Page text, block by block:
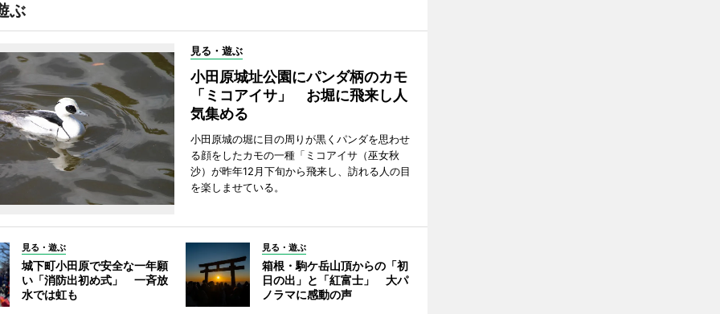
ぶ
見る・遊ぶ
小田原城址公園にパンダ柄のカモ
「ミコアイサ」 お堀に飛来し人
気集める
小田原城の堀に目の周りが黒くパンダを思わせ
る顔をしたカモの一種「ミコアイサ（巫女秋
沙）が昨年12月下旬から飛来し、訪れる人の目
を楽しませている。
見る・遊ぶ
城下町小田原で安全な一年願
い「消防出初め式」 一斉放
水では虹も
見る・遊ぶ
箱根・駒ケ岳山頂からの「初
日の出」と「紅富士」 大パ
ノラマに感動の声